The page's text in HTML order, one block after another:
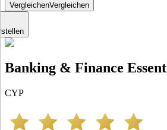
VergleichenVergleichen
Banking & Finance
CYP